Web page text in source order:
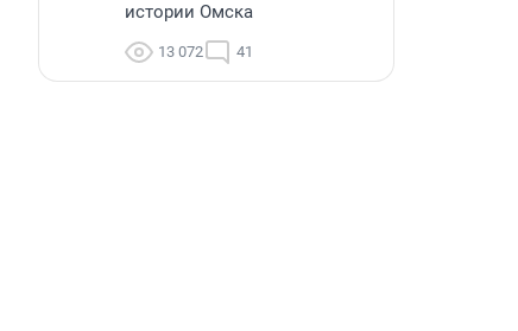
истории Омска
13 072 41